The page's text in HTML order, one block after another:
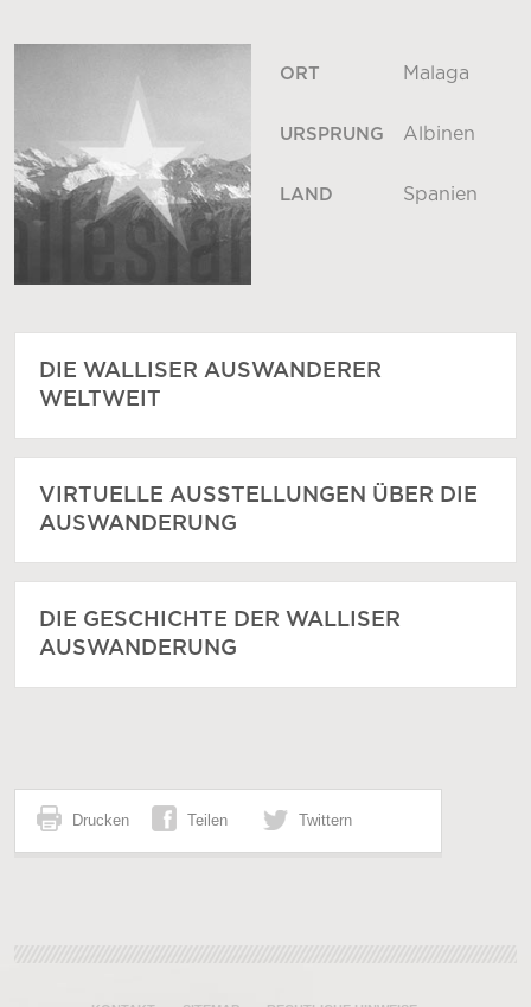
ORT Malaga
URSPRUNG Albinen
LAND Spanien
DIE WALLISER AUSWANDERER
WELTWEIT
VIRTUELLE AUSSTELLUNGEN ÜBER DIE
AUSWANDERUNG
DIE GESCHICHTE DER WALLISER
AUSWANDERUNG
Drucken Teilen Twittern